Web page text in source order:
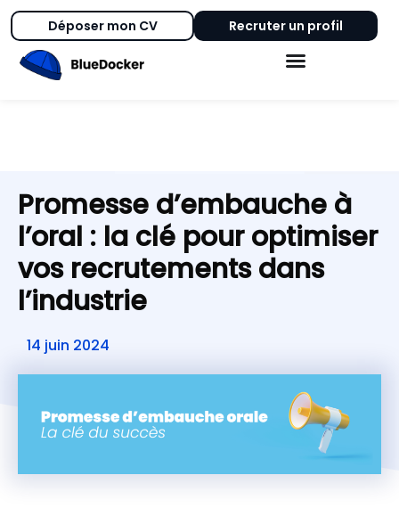
Déposer mon CV Recruter un profil
Promesse d’embauche à
l’oral : la clé pour optimiser
vos recrutements dans
l’industrie
14 juin 2024